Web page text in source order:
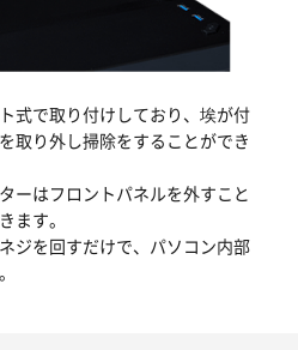
式で取り付けしており、埃が付
取り外し掃除をすることができ
ーはフロントパネルを外すこと
ます。
ジを回すだけで、パソコン内部